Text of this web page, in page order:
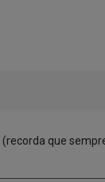
(recorda que